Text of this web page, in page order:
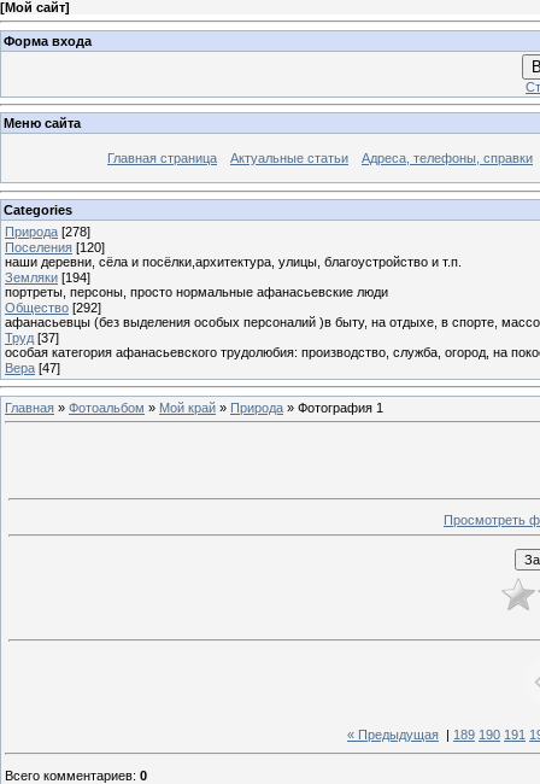
[Мой сайт]
Форма входа
Меню сайта
Главная страница Актуальные статьи Адреса, телефоны, справки
Categories
Природа [278]
Поселения [120]
наши деревни, сёла и посёлки,архитектура, улицы, благоустройство и т.п.
Земляки [194]
портреты, персоны, просто нормальные афанасьевские люди
Общество [292]
афанасьевцы (без выделения особых персоналий )в быту, на отдыхе, в спорте,
Труд [37]
особая категория афанасьевского трудолюбия: производство, служба, огород, на
Вера [47]
Главная » Фотоальбом » Мой край » Природа » Фотография 1
Просмотреть
« Предыдущая 189 190 191
Всего комментариев: 0